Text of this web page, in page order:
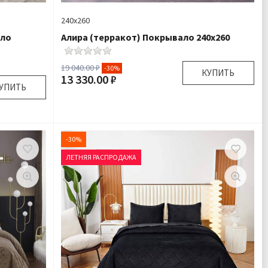
гр/м
100%
2 шт
Велюр
240х260
Алира (терракот) Покрывало 240x260
19 040.00 ₽ -30%
13 330.00 ₽ КУПИТЬ
Наполнитель:
Микроволокно 100%
Комплектация:
Покрывало 1 шт Наволочки
2 шт
Ткань:
Бархат
Доставка:
Бесплатно
-30%
ЛЕТНЯЯ РАСПРОДАЖА